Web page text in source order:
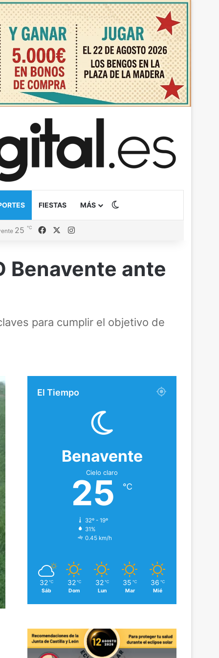
FIESTAS MÁS
25 ℃ Facebook
Benavente ante
para cumplir el objetivo de
El Tiempo
Benavente
Cielo claro
25 ℃
32º - 19º
31%
0.45 km/h
32 ℃
Sáb
32 ℃
Dom
32 ℃
Lun
35 ℃
Mar
36 ℃
Mié